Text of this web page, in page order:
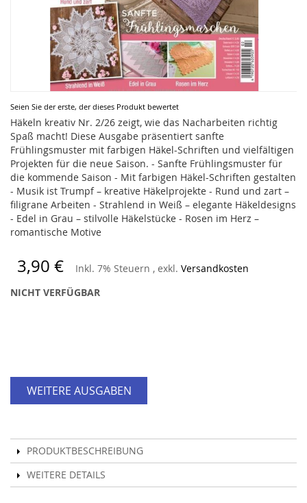
Seien Sie der erste, der dieses Produkt bewertet
Häkeln kreativ Nr. 2/26 zeigt, wie das Nacharbeiten richtig
Spaß macht! Diese Ausgabe präsentiert sanfte
Frühlingsmuster mit farbigen Häkel-Schriften und vielfältigen
Projekten für die neue Saison. - Sanfte Frühlingsmuster für
die kommende Saison - Mit farbigen Häkel-Schriften gestalten
- Musik ist Trumpf – kreative Häkelprojekte - Rund und zart –
filigrane Arbeiten - Strahlend in Weiß – elegante Häkeldesigns
- Edel in Grau – stilvolle Häkelstücke - Rosen im Herz –
romantische Motive
3,90 € Inkl. 7% Steuern , exkl. Versandkosten
NICHT VERFÜGBAR
WEITERE AUSGABEN
PRODUKTBESCHREIBUNG
WEITERE DETAILS
Zum
Anfang
der
Bildergalerie
springen